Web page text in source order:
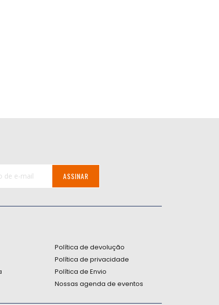
ASSINAR
Política de devolução
Política de privacidade
Política de Envio
Nossas agenda de eventos